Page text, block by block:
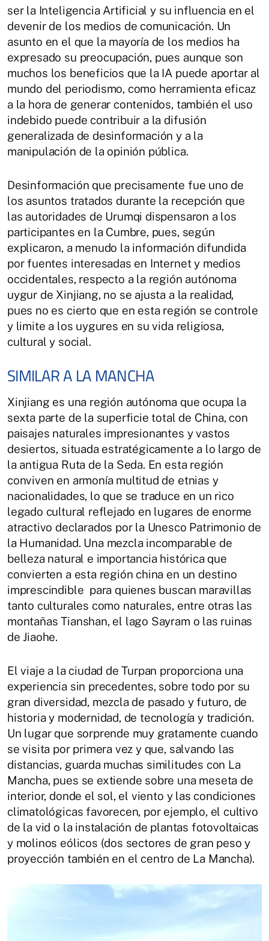
ser la Inteligencia Artificial y su influencia en el
devenir de los medios de comunicación. Un
asunto en el que la mayoría de los medios ha
expresado su preocupación, pues aunque son
muchos los beneficios que la IA puede aportar al
mundo del periodismo, como herramienta eficaz
a la hora de generar contenidos, también el uso
indebido puede contribuir a la difusión
generalizada de desinformación y a la
manipulación de la opinión pública.
Desinformación que precisamente fue uno de
los asuntos tratados durante la recepción que
las autoridades de Urumqi dispensaron a los
participantes en la Cumbre, pues, según
explicaron, a menudo la información difundida
por fuentes interesadas en Internet y medios
occidentales, respecto a la región autónoma
uygur de Xinjiang, no se ajusta a la realidad,
pues no es cierto que en esta región se controle
y limite a los uygures en su vida religiosa,
cultural y social.
SIMILAR A LA MANCHA
Xinjiang es una región autónoma que ocupa la
sexta parte de la superficie total de China, con
paisajes naturales impresionantes y vastos
desiertos, situada estratégicamente a lo largo de
la antigua Ruta de la Seda. En esta región
conviven en armonía multitud de etnias y
nacionalidades, lo que se traduce en un rico
legado cultural reflejado en lugares de enorme
atractivo declarados por la Unesco Patrimonio de
la Humanidad. Una mezcla incomparable de
belleza natural e importancia histórica que
convierten a esta región china en un destino
imprescindible para quienes buscan maravillas
tanto culturales como naturales, entre otras las
montañas Tianshan, el lago Sayram o las ruinas
de Jiaohe.
El viaje a la ciudad de Turpan proporciona una
experiencia sin precedentes, sobre todo por su
gran diversidad, mezcla de pasado y futuro, de
historia y modernidad, de tecnología y tradición.
Un lugar que sorprende muy gratamente cuando
se visita por primera vez y que, salvando las
distancias, guarda muchas similitudes con La
Mancha, pues se extiende sobre una meseta de
interior, donde el sol, el viento y las condiciones
climatológicas favorecen, por ejemplo, el cultivo
de la vid o la instalación de plantas fotovoltaicas
y molinos eólicos (dos sectores de gran peso y
proyección también en el centro de La Mancha).